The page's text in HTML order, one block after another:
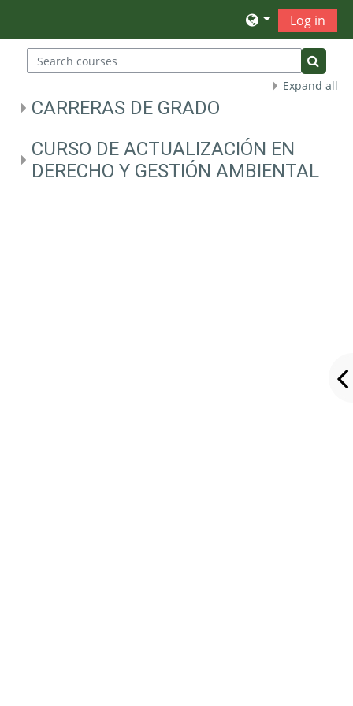
Log in
Search courses
Search
Expand all
CARRERAS DE GRADO
CURSO DE ACTUALIZACIÓN EN
DERECHO Y GESTIÓN AMBIENTAL